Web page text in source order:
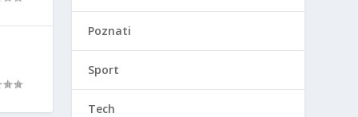
Poznati
Sport
Tech